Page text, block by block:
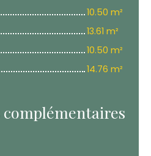
10.50 m²
13.61 m²
10.50 m²
14.76 m²
complémentaires